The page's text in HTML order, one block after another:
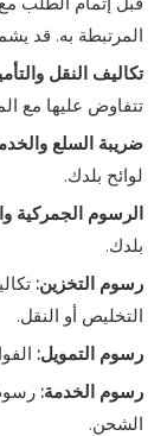
قبل إتمام الطلب
المرتبطة به. قد
تكاليف النقل
تتفاوض عليها مع
ضريبة السلع
لوائح بلدك.
الرسوم الجمركية
بلدك.
رسوم التخزين:
التخليص أو النقل.
رسوم التمويل:
رسوم الخدمة:
الشحن.